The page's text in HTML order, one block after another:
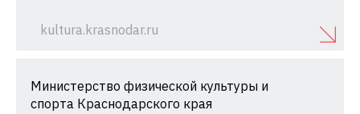
kultura.krasnodar.ru
Министерство физической культуры и
спорта Краснодарского края